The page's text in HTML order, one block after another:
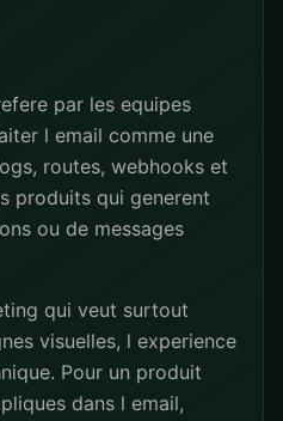
par les equipes
l email comme une
routes, webhooks et
produits qui generent
ou de messages
qui veut surtout
visuelles, l experience
Pour un produit
dans l email,